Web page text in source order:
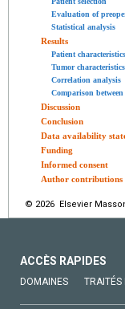
Evaluation of
Statistical analysis
Results
Patient characteristics
Tumor characteristics
Correlation analysis
Comparison
Discussion
Conclusion
Data availability
Funding
Informed consent
Author contributions
© 2026 Elsevier
ACCÈS RAPIDES
DOMAINES TRAITÉS